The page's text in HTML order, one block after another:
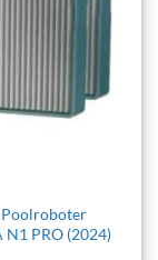
N1 PRO (2024)